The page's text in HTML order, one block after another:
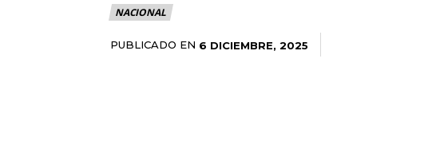
NACIONAL
PUBLICADO EN 6 DICIEMBRE, 2025